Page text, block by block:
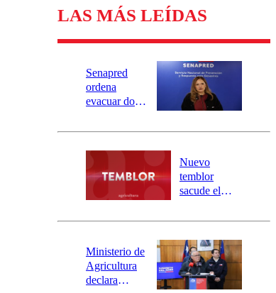
LAS MÁS LEÍDAS
Senapred
ordena
evacuar dos
Carahue por
río Damas:
activa
mensajería
SAE
Nuevo
temblor
sacude el
revisa la
epicentro
Ministerio de
Agricultura
declara